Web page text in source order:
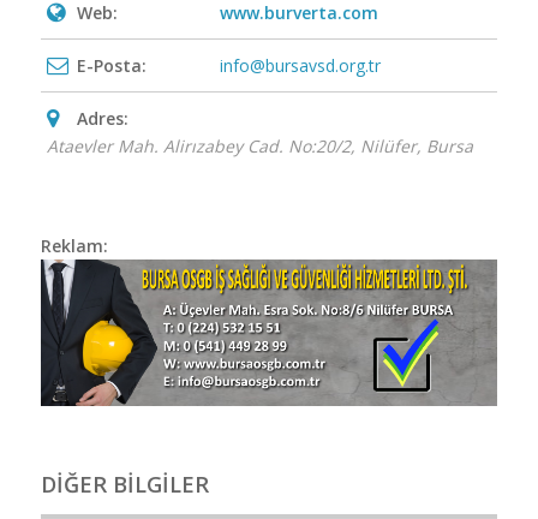
Web: www.burverta.com
E-Posta: info@bursavsd.org.tr
Adres:
Ataevler Mah. Alirızabey Cad. No:20/2, Nilüfer, Bursa
Reklam:
BİZİMLE İLETİŞİME
GEÇİN
DİĞER BİLGİLER